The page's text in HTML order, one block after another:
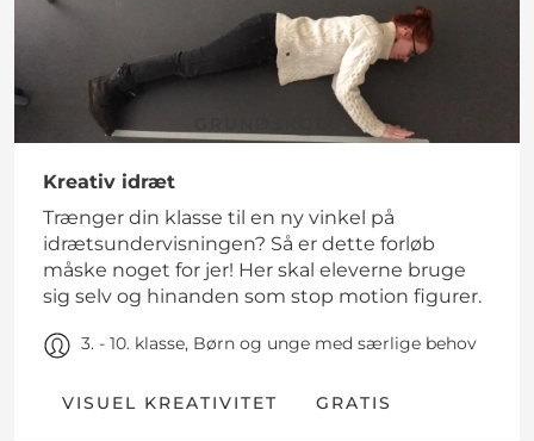
Kreativ idræt
Trænger din klasse til en ny vinkel på
idrætsundervisningen? Så er dette forløb
måske noget for jer! Her skal eleverne bruge
sig selv og hinanden som stop motion figurer.
3. - 10. klasse, Børn og unge med særlige behov
VISUEL KREATIVITET GRATIS